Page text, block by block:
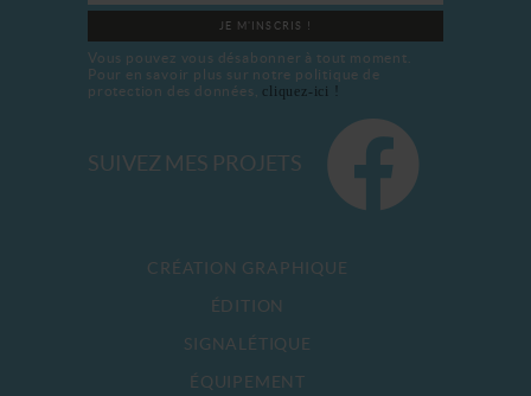
JE M'INSCRIS !
Vous pouvez vous désabonner à tout moment.
Pour en savoir plus sur notre politique de
protection des données, cliquez-ici !
SUIVEZ MES PROJETS
CRÉATION GRAPHIQUE
ÉDITION
SIGNALÉTIQUE
ÉQUIPEMENT